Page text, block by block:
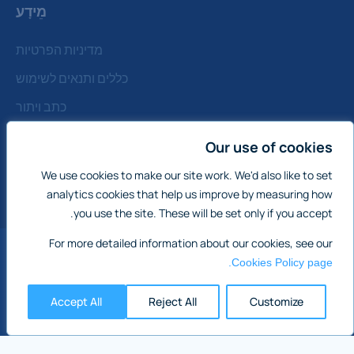
Our use of cookies
We use cookies to make our site work. We'd also like to set
analytics cookies that help us improve by measuring how
you use the site. These will be set only if you accept.
For more detailed information about our cookies, see our
Cookies Policy page.
Customize
Reject All
Accept All
מֵידָע
מדיניות הפרטיות
כללים ותנאים לשימוש
כתב ויתור
הערה: כל המחירים הנקובים כפופים לחוזה וללא מע"מ
מכירת נכסים מסחריים בינלאומיים:
אירלנד